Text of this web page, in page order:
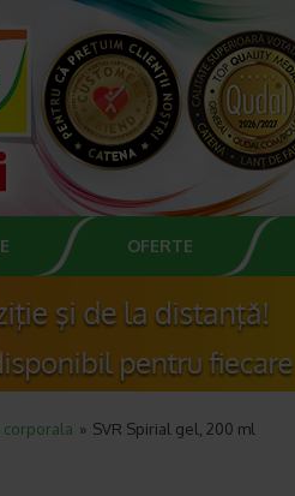
OFERTE
SVR Spirial gel, 200 ml